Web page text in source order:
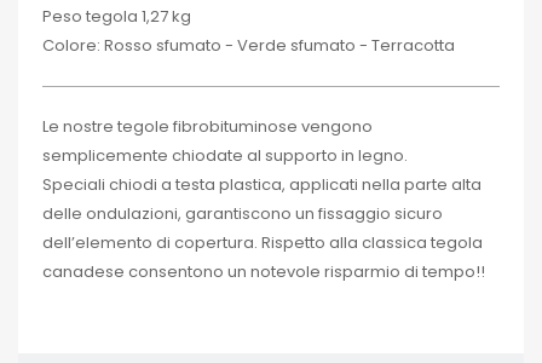
Peso tegola 1,27 kg
Colore: Rosso sfumato - Verde sfumato - Terracotta
Le nostre tegole fibrobituminose vengono
semplicemente chiodate al supporto in legno.
Speciali chiodi a testa plastica, applicati nella parte alta
delle ondulazioni, garantiscono un fissaggio sicuro
dell’elemento di copertura. Rispetto alla classica tegola
canadese consentono un notevole risparmio di tempo!!